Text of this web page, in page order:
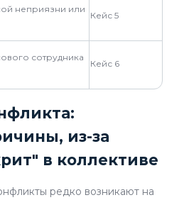
неприязни или
Кейс 5
сотрудника
Кейс 6
из-за
в коллективе
редко возникают на